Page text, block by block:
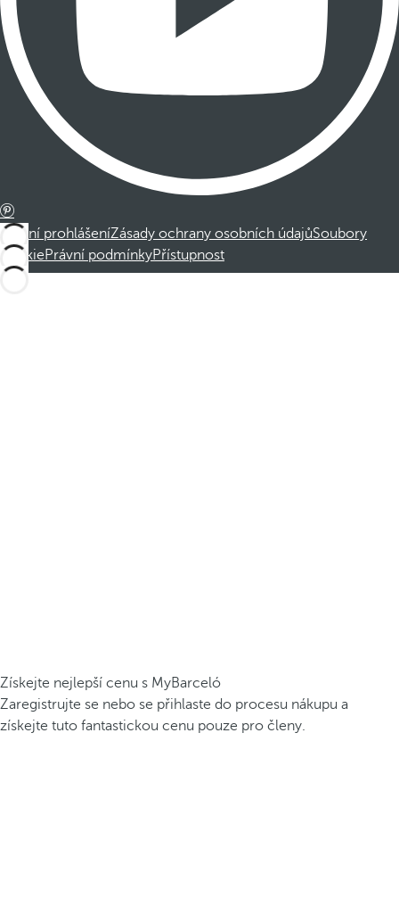
Právní prohlášeníZásady ochrany osobních údajůSoubory
cookiePrávní podmínkyPřístupnost
Získejte nejlepší cenu s MyBarceló
Zaregistrujte se nebo se přihlaste do procesu nákupu a
získejte tuto fantastickou cenu pouze pro členy.